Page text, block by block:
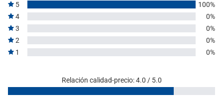
5
100%
4
0%
3
0%
2
0%
1
0%
Relación calidad-precio: 4.0 / 5.0